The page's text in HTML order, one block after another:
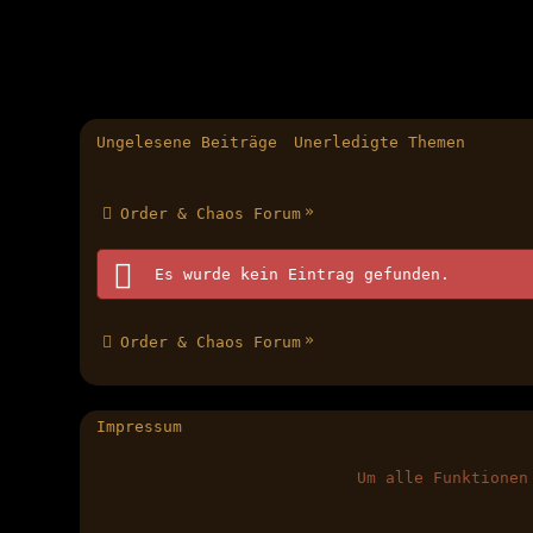
Ungelesene Beiträge Unerledigte Themen
Order & Chaos Forum »
Es wurde kein Eintrag gefunden.
Order & Chaos Forum »
Impressum
Um alle